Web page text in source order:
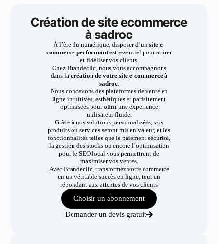
Création de site ecommerce
à sadroc
À l’ère du numérique, disposer d’un site e-
commerce performantest essentiel pour attirer
et fidéliser vos clients.
Chez Brandeclic, nous vous accompagnons
dans la création de votre site e-commerce à
sadroc.
Nous concevons des plateformes de vente en
ligne intuitives, esthétiques et parfaitement
optimisées pour offrir une expérience
utilisateur fluide.
Grâce à nos solutions personnalisées, vos
produits ou services seront mis en valeur, et les
fonctionnalités telles que le paiement sécurisé,
la gestion des stocks ou encore l’optimisation
pour le SEO local vous permettront de
maximiser vos ventes.
Avec Brandeclic, transformez votre commerce
en un véritable succès en ligne, tout en
répondant aux attentes de vos clients
Choisir un abonnement
Demander un devis gratuit